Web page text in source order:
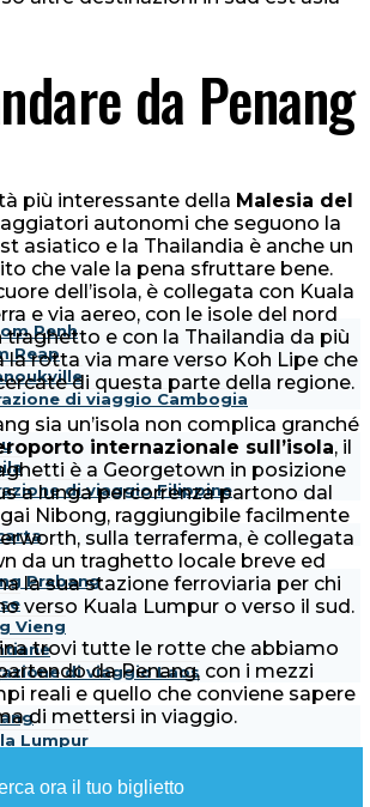
Penh
Reap
di viaggio Cambogia
di viaggio Filippine
Prabang
Vieng
di viaggio Laos
Lumpur
di viaggio Malesia
da Penang
più interessante della Malesia del
autonomi che seguono la
asiatico e la Thailandia è anche un
che vale la pena sfruttare bene.
dell’isola, è collegata con Kuala
e via aereo, con le isole del nord
traghetto e con la Thailandia da più
la rotta via mare verso Koh Lipe che
di questa parte della regione.
sia un’isola non complica granché
internazionale sull’isola, il
è a Georgetown in posizione
a lunga percorrenza partono dal
Nibong, raggiungibile facilmente
sulla terraferma, è collegata
da un traghetto locale breve ed
la sua stazione ferroviaria per chi
verso Kuala Lumpur o verso il sud.
trovi tutte le rotte che abbiamo
da Penang, con i mezzi
reali e quello che conviene sapere
di mettersi in viaggio.
ora il tuo biglietto